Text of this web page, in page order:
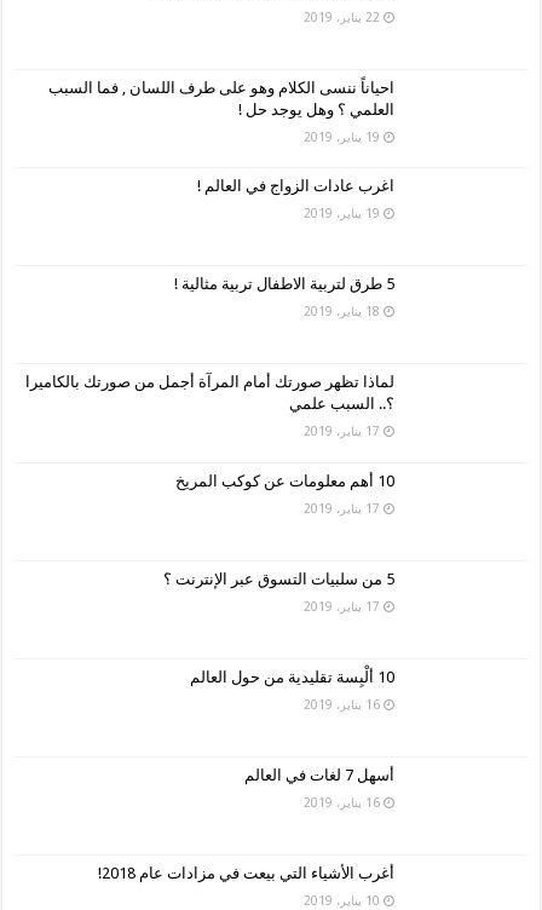
22 يناير، 2019
احياناً ننسى الكلام وهو على طرف اللسان , فما السبب
العلمي ؟ وهل يوجد حل !
19 يناير، 2019
اغرب عادات الزواج في العالم !
19 يناير، 2019
5 طرق لتربية الاطفال تربية مثالية !
18 يناير، 2019
لماذا تظهر صورتك أمام المرآة أجمل من صورتك بالكاميرا
؟.. السبب علمي
17 يناير، 2019
10 أهم معلومات عن كوكب المريخ
17 يناير، 2019
5 من سلبيات التسوق عبر الإنترنت ؟
17 يناير، 2019
10 ألْبِسة تقليدية من حول العالم
16 يناير، 2019
أسهل 7 لغات في العالم
16 يناير، 2019
أغرب الأشياء التي بيعت في مزادات عام 2018!
10 يناير، 2019